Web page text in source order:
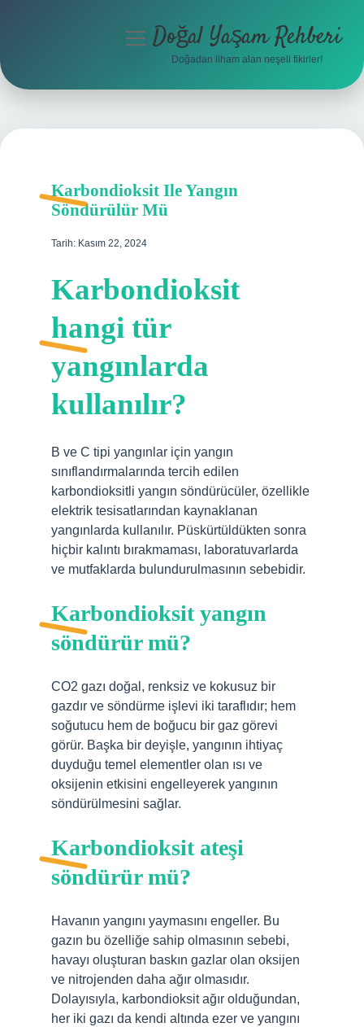
Hakkımızda
menüyüDoğal Yaşam Rehberi
Doğadan ilham alan neşeli fikirler!
Karbondioksit Ile Yangın
Söndürülür Mü
Tarih: Kasım 22, 2024
Karbondioksit
hangi tür
yangınlarda
kullanılır?
B ve C tipi yangınlar için yangın
sınıflandırmalarında tercih edilen
karbondioksitli yangın söndürücüler, özellikle
elektrik tesisatlarından kaynaklanan
yangınlarda kullanılır. Püskürtüldükten sonra
hiçbir kalıntı bırakmaması, laboratuvarlarda
ve mutfaklarda bulundurulmasının sebebidir.
Karbondioksit yangın
söndürür mü?
CO2 gazı doğal, renksiz ve kokusuz bir
gazdır ve söndürme işlevi iki taraflıdır; hem
soğutucu hem de boğucu bir gaz görevi
görür. Başka bir deyişle, yangının ihtiyaç
duyduğu temel elementler olan ısı ve
oksijenin etkisini engelleyerek yangının
söndürülmesini sağlar.
Karbondioksit ateşi
söndürür mü?
Havanın yangını yaymasını engeller. Bu
gazın bu özelliğe sahip olmasının sebebi,
havayı oluşturan baskın gazlar olan oksijen
ve nitrojenden daha ağır olmasıdır.
Dolayısıyla, karbondioksit ağır olduğundan,
her iki gazı da kendi altında ezer ve yangını